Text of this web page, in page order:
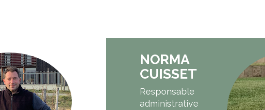
NORMA
CUISSET
Responsable
administrative